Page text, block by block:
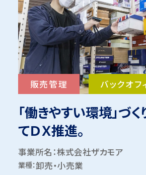
販売管理 バックオフ
「働きやすい環境」づ
てＤＸ推進。
事業所名：株式会社ザカモア
業種：卸売・小売業